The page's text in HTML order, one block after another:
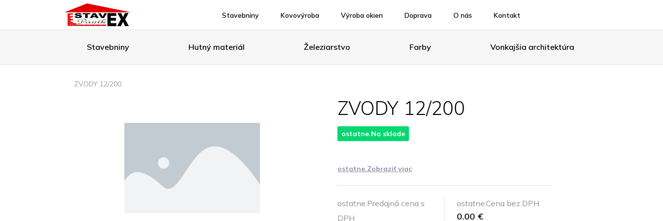
Stavebniny Kovovýroba Výroba okien Doprava O nás Kontakt
Stavebniny Hutný materiál Železiarstvo Farby Vonkajšia architektúra
ZVODY 12/200
ZVODY 12/200
ostatne.Na sklade
ostatne.Zobraziť viac
ostatne.Predajná cena s
DPH
ostatne.Cena bez DPH
0.00 €